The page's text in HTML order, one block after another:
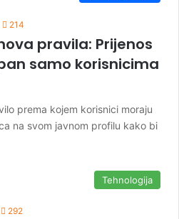
214
pravila: Prijenos
samo korisnicima
prema kojem korisnici moraju
na svom javnom profilu kako bi
Tehnologija
292